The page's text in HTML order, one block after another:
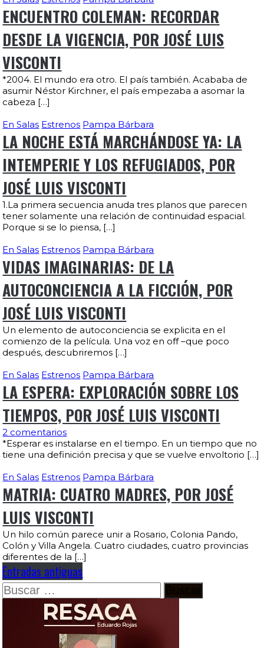
ENCUENTRO COLEMAN: RECORDAR
DESDE LA VIGENCIA, POR JOSÉ LUIS
VISCONTI
*2004. El mundo era otro. El país también. Acababa de
asumir Néstor Kirchner, el país empezaba a asomar la
cabeza […]
En Salas Estrenos Pampa Bárbara
LA NOCHE ESTÁ MARCHÁNDOSE YA: LA
INTEMPERIE Y LOS REFUGIADOS, POR
JOSÉ LUIS VISCONTI
1.La primera secuencia anuda tres planos que parecen
tener solamente una relación de continuidad espacial.
Porque si se lo piensa, […]
En Salas Estrenos Pampa Bárbara
VIDAS IMAGINARIAS: DE LA
AUTOCONCIENCIA A LA FICCIÓN, POR
JOSÉ LUIS VISCONTI
Un elemento de autoconciencia se explicita en el
comienzo de la película. Una voz en off –que poco
después, descubriremos […]
En Salas Estrenos Pampa Bárbara
LA ESPERA: EXPLORACIÓN SOBRE LOS
TIEMPOS, POR JOSÉ LUIS VISCONTI
2 comentarios
*Esperar es instalarse en el tiempo. En un tiempo que no
tiene una definición precisa y que se vuelve envoltorio […]
En Salas Estrenos Pampa Bárbara
MATRIA: CUATRO MADRES, POR JOSÉ
LUIS VISCONTI
Un hilo común parece unir a Rosario, Colonia Pando,
Colón y Villa Angela. Cuatro ciudades, cuatro provincias
diferentes de la […]
Entradas antiguas
Buscar: